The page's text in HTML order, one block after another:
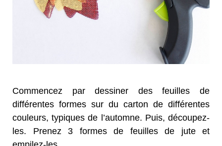
Commencez par dessiner des feuilles de
différentes formes sur du carton de différentes
couleurs, typiques de l’automne. Puis, découpez-
les. Prenez 3 formes de feuilles de jute et